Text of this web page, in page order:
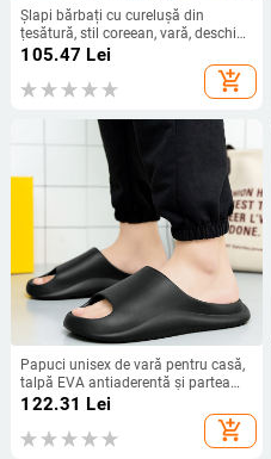
Șlapi bărbați cu curelușă din
țesătură, stil coreean, vară, deschise
la vârf, talpă EVA
105.47 Lei
add_shopping_cart
Papuci unisex de vară pentru casă,
talpă EVA antiaderentă și partea
superioară EVA, stil de relaxare
122.31 Lei
add_shopping_cart